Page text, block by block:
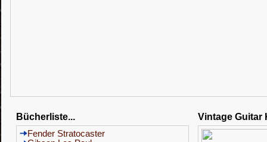
Bücherliste...
Fender Stratocaster
Vintage Guitar